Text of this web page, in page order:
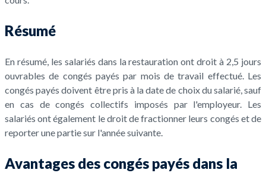
Résumé
En résumé, les salariés dans la restauration ont droit à 2,5 jours
ouvrables de congés payés par mois de travail effectué. Les
congés payés doivent être pris à la date de choix du salarié, sauf
en cas de congés collectifs imposés par l'employeur. Les
salariés ont également le droit de fractionner leurs congés et de
reporter une partie sur l'année suivante.
Avantages des congés payés dans la